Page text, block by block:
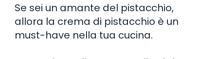
Se sei un amante del pistacchio,
allora la crema di pistacchio è un
must-have nella tua cucina.